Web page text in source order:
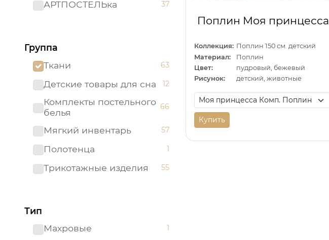
АРТПОСТЕЛЬка 37
Группа
Ткани
63
Детские товары для сна 12
Комплекты постельного
белья
66
Мягкий инвентарь 57
Полотенца 1
Трикотажные изделия 55
Тип
Махровые
1
Поплин Моя принцесса
Коллекция: Поплин 150 см. детский
Материал:
Поплин
Цвет:
пудровый, бежевый
Рисунок:
детский, животные
Купить